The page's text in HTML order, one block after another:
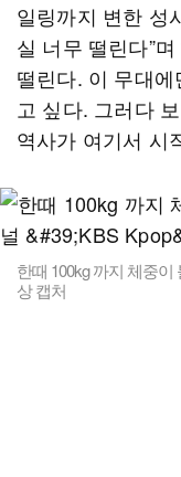
일링까지 변한 성
실 너무 떨린다”
떨린다. 이 무대
고 싶다. 그러다
역사가 여기서 시
한때 100kg 까지 체중이
상 캡처